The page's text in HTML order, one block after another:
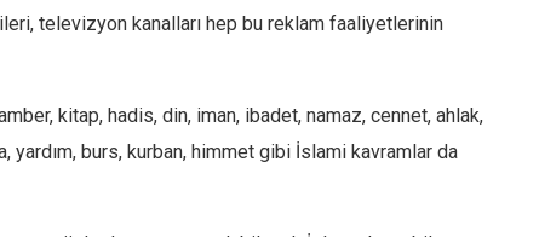
televizyon kanalları hep bu reklam faaliyetlerinin
kitap, hadis, din, iman, ibadet, namaz, cennet, ahlak,
yardım, burs, kurban, himmet gibi İslami kavramlar da